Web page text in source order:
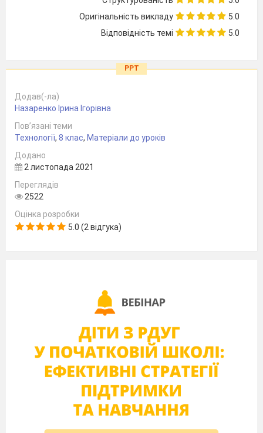
Оригінальність викладу
5.0
Відповідність темі
5.0
PPT
Додав(-ла)
Назаренко Ірина Ігорівна
Пов’язані теми
Технології, 8 клас, Матеріали до уроків
Додано
2 листопада 2021
Переглядів
2522
Оцінка розробки
5.0 (2 відгука)